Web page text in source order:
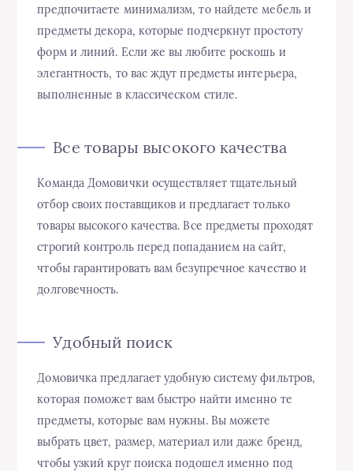
предпочитаете минимализм, то найдете мебель и
предметы декора, которые подчеркнут простоту
форм и линий. Если же вы любите роскошь и
элегантность, то вас ждут предметы интерьера,
выполненные в классическом стиле.
Все товары высокого качества
Команда Домовички осуществляет тщательный
отбор своих поставщиков и предлагает только
товары высокого качества. Все предметы проходят
строгий контроль перед попаданием на сайт,
чтобы гарантировать вам безупречное качество и
долговечность.
Удобный поиск
Домовичка предлагает удобную систему фильтров,
которая поможет вам быстро найти именно те
предметы, которые вам нужны. Вы можете
выбрать цвет, размер, материал или даже бренд,
чтобы узкий круг поиска подошел именно под